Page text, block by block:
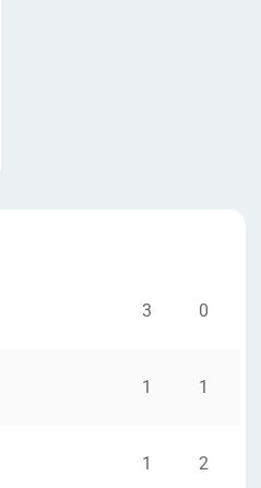
3 0
1 1
1 2